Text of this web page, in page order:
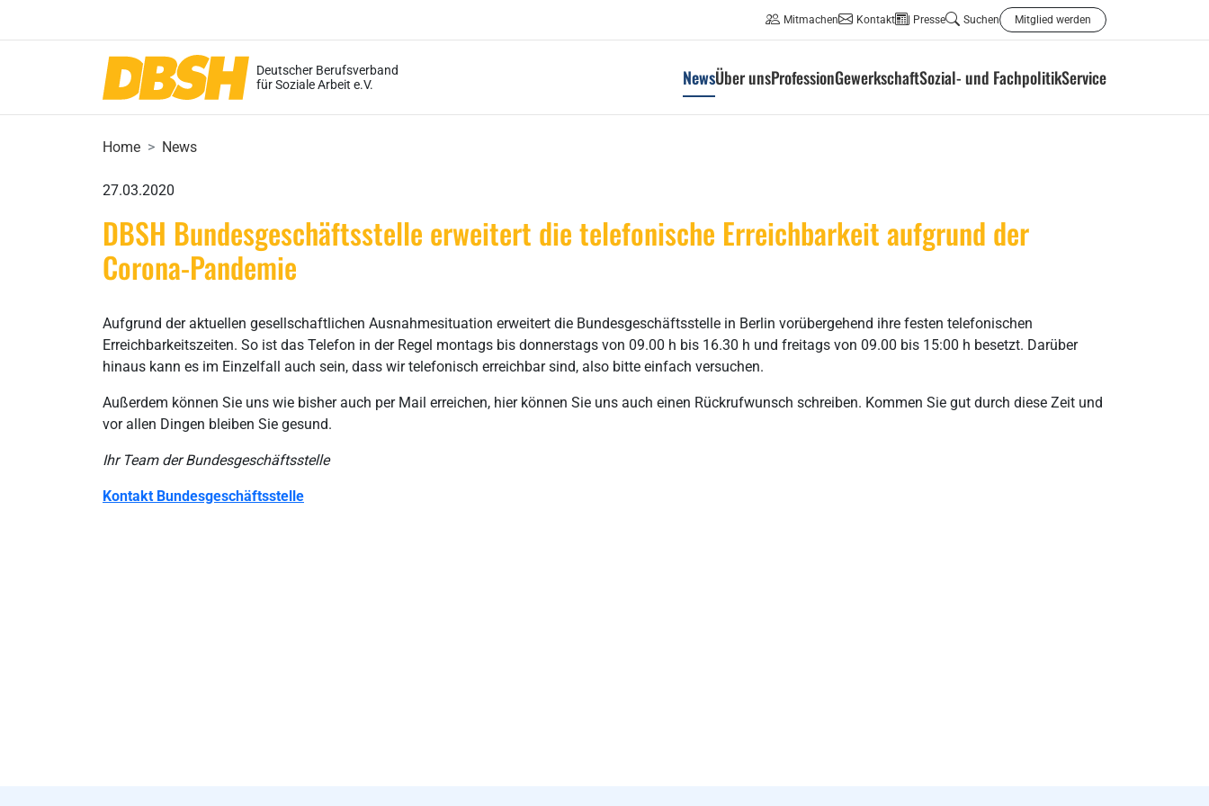
Mitmachen Kontakt Presse Suchen Mitglied werden
Deutscher Berufsverband
für Soziale Arbeit e.V.
NewsÜber unsProfessionGewerkschaftSozial- und FachpolitikService
Home News
27.03.2020
DBSH Bundesgeschäftsstelle erweitert die telefonische Erreichbarkeit aufgrund der
Corona-Pandemie
Aufgrund der aktuellen gesellschaftlichen Ausnahmesituation erweitert die Bundesgeschäftsstelle in Berlin vorübergehend ihre festen telefonischen
Erreichbarkeitszeiten. So ist das Telefon in der Regel montags bis donnerstags von 09.00 h bis 16.30 h und freitags von 09.00 bis 15:00 h besetzt. Darüber
hinaus kann es im Einzelfall auch sein, dass wir telefonisch erreichbar sind, also bitte einfach versuchen.
Außerdem können Sie uns wie bisher auch per Mail erreichen, hier können Sie uns auch einen Rückrufwunsch schreiben. Kommen Sie gut durch diese Zeit und
vor allen Dingen bleiben Sie gesund.
Ihr Team der Bundesgeschäftsstelle
Kontakt Bundesgeschäftsstelle